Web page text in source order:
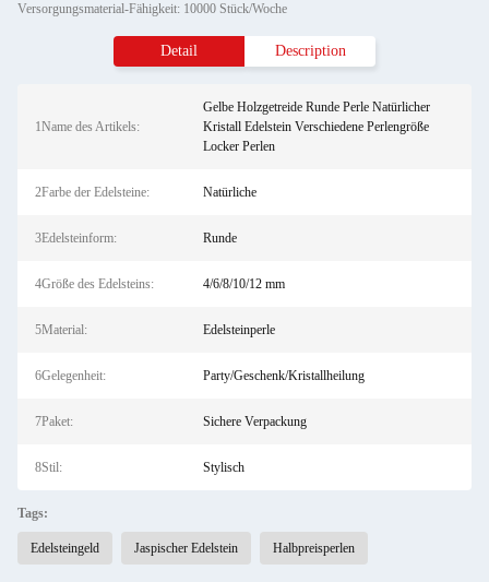
Versorgungsmaterial-Fähigkeit: 10000 Stück/Woche
Detail Description
1Name des Artikels:
Gelbe Holzgetreide Runde Perle Natürlicher
Kristall Edelstein Verschiedene Perlengröße
Locker Perlen
2Farbe der Edelsteine: Natürliche
3Edelsteinform: Runde
4Größe des Edelsteins: 4/6/8/10/12 mm
5Material: Edelsteinperle
6Gelegenheit: Party/Geschenk/Kristallheilung
7Paket: Sichere Verpackung
8Stil: Stylisch
Tags:
Edelsteingeld Jaspischer Edelstein Halbpreisperlen